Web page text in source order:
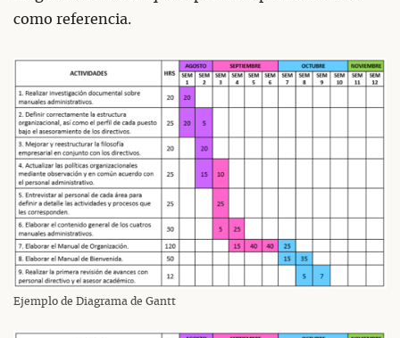
como referencia.
Ejemplo de Diagrama de Gantt